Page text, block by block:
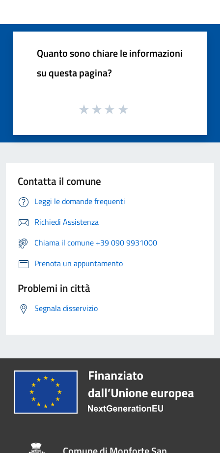
Quanto sono chiare le informazioni
su questa pagina?
Contatta il comune
Leggi le domande frequenti
Richiedi Assistenza
Chiama il comune +39 090 9931000
Prenota un appuntamento
Problemi in città
Segnala disservizio